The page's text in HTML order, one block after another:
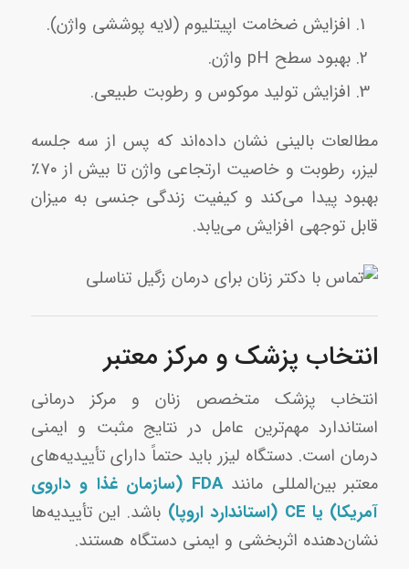
افزایش ضخامت اپیتلیوم (لایه پوششی واژن).
بهبود سطح pH واژن.
افزایش تولید موکوس و رطوبت طبیعی.
مطالعات بالینی نشان داده‌اند که پس از سه جلسه
لیزر، رطوبت و خاصیت ارتجاعی واژن تا بیش از ۷۰٪
بهبود پیدا می‌کند و کیفیت زندگی جنسی به میزان
قابل توجهی افزایش می‌یابد.
انتخاب پزشک و مرکز معتبر
انتخاب پزشک متخصص زنان و مرکز درمانی
استاندارد مهم‌ترین عامل در نتایج مثبت و ایمنی
درمان است. دستگاه لیزر باید حتماً دارای تأییدیه‌های
معتبر بین‌المللی مانند
FDA (سازمان غذا و داروی
آمریکا) یا CE (استاندارد اروپا)
باشد. این تأییدیه‌ها
نشان‌دهنده اثربخشی و ایمنی دستگاه هستند.